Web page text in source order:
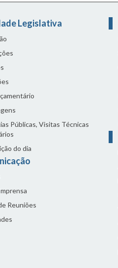
Legislativa
Públicas, Visitas Técnicas
do dia
Reuniões